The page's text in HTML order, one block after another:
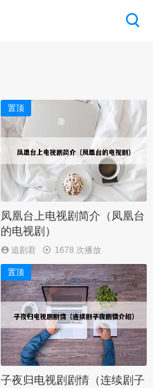
置顶
凤凰台上电视剧简介（凤凰台
的电视剧）
追剧君 1678 次播放
置顶
子夜归电视剧剧情（连续剧子